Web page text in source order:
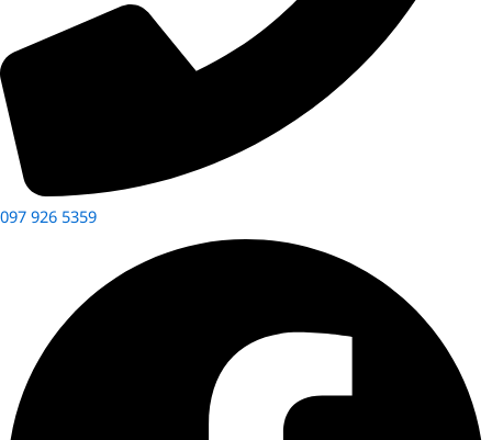
097 926 5359